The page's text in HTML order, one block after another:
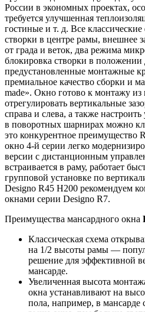
России в экономных проектах,
требуется улучшенная
гостиные и т. д. Все
створки в центре рамы, внешнее
от града и веток, два режима
блокировка створки в положении
предустановленные монтажные
премиальное качество сборки и
made». Окно готово к монтажу из
отрегулировать вертикальные
справа и слева, а также
в поворотных шарнирах можно
это конкурентное преимущество
окно 4-й серии легко
версии с дистанционным
встраивается в раму, работает
групповой установке по
Designo R45 H200 рекомендуем
окнами серии Designo R7.
Преимущества мансардного окна
Классическая схема
на 1/2 высоты рамы —
решение для эффективной
мансарде.
Увеличенная высота
окна устанавливают на
пола, например, в